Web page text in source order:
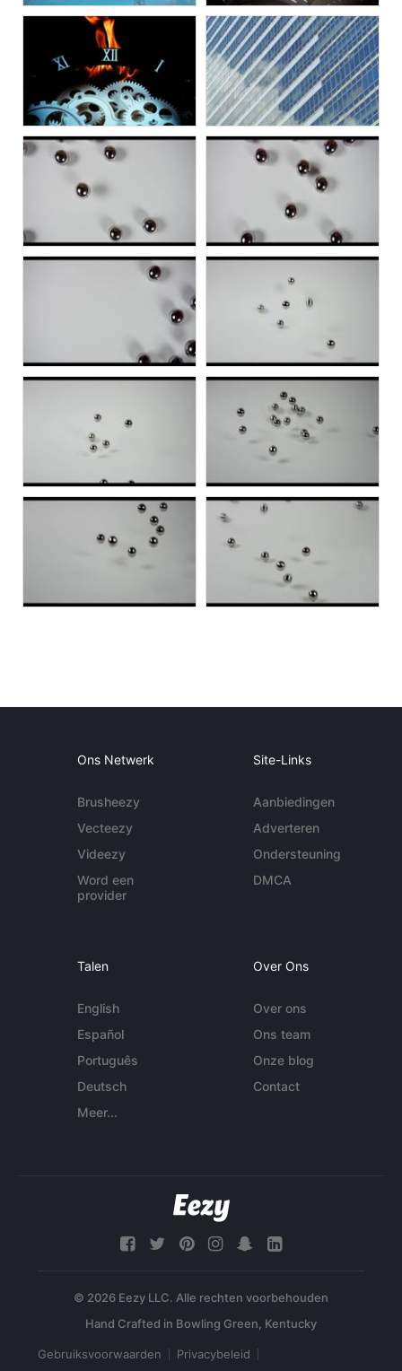
Ons Netwerk
Brusheezy
Vecteezy
Videezy
Word een
provider
Site-Links
Aanbiedingen
Adverteren
Ondersteuning
DMCA
Talen
English
Español
Português
Deutsch
Meer...
Over Ons
Over ons
Ons team
Onze blog
Contact
© 2026 Eezy LLC. Alle rechten voorbehouden
Gebruiksvoorwaarden Privacybeleid